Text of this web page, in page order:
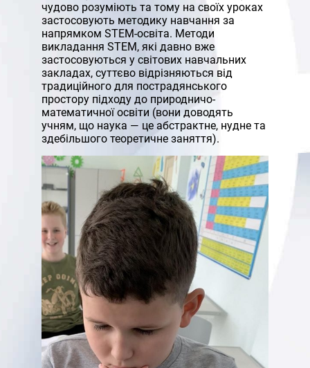
чудово розуміють та тому на своїх уроках
застосовують методику навчання за
напрямком STEM-освіта. Методи
викладання STEM, які давно вже
застосовуються у світових навчальних
закладах, суттєво відрізняються від
традиційного для пострадянського
простору підходу до природничо-
математичної освіти (вони доводять
учням, що наука — це абстрактне, нудне та
здебільшого теоретичне заняття).